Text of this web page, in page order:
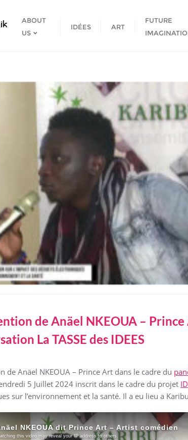
ABOUT
US
IDÉES ART
FUTURE
de Anäel NKEOUA – Prince
La TASSE des IDEES
de Anäel NKEOUA – Prince Art dans le cadre du
5 Juillet 2024 inscrit dans le cadre du projet
sur l’environnement et la santé. Il a eu lieu a